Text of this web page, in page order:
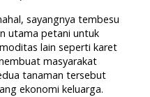
sayangnya tembesu
utama petani untuk
lain seperti karet
masyarakat
tanaman tersebut
ekonomi keluarga.